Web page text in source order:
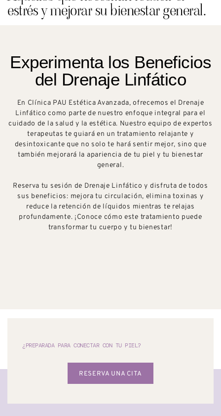
estrés y mejorar su bienestar general.
Experimenta los Beneficios
del Drenaje Linfático
En Clínica PAU Estética Avanzada, ofrecemos el Drenaje
Linfático como parte de nuestro enfoque integral para el
cuidado de la salud y la estética. Nuestro equipo de expertos
terapeutas te guiará en un tratamiento relajante y
desintoxicante que no solo te hará sentir mejor, sino que
también mejorará la apariencia de tu piel y tu bienestar
general.
Reserva tu sesión de Drenaje Linfático y disfruta de todos
sus beneficios: mejora tu circulación, elimina toxinas y
reduce la retención de líquidos mientras te relajas
profundamente. ¡Conoce cómo este tratamiento puede
transformar tu cuerpo y tu bienestar!
¿PREPARADA PARA CONECTAR CON TU PIEL?
RESERVA UNA CITA